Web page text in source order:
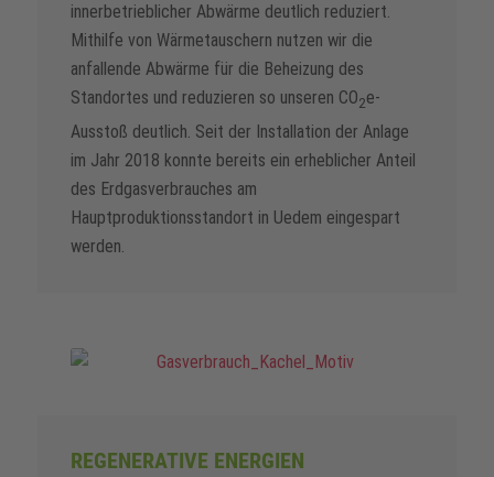
innerbetrieblicher Abwärme deutlich reduziert.
Mithilfe von Wärmetauschern nutzen wir die
anfallende Abwärme für die Beheizung des
Standortes und reduzieren so unseren CO2e-
Ausstoß deutlich. Seit der Installation der Anlage
im Jahr 2018 konnte bereits ein erheblicher Anteil
des Erdgasverbrauches am
Hauptproduktionsstandort in Uedem eingespart
werden.
REGENERATIVE ENERGIEN